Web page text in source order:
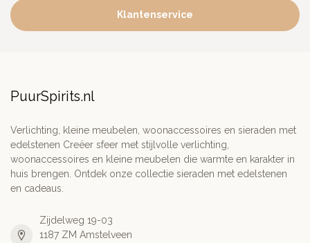
Klantenservice
PuurSpirits.nl
Verlichting, kleine meubelen, woonaccessoires en sieraden met
edelstenen Creëer sfeer met stijlvolle verlichting,
woonaccessoires en kleine meubelen die warmte en karakter in
huis brengen. Ontdek onze collectie sieraden met edelstenen
en cadeaus.
Zijdelweg 19-03
1187 ZM Amstelveen